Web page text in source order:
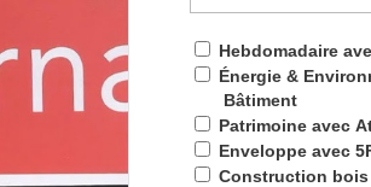
Hebdomadaire
Énergie &
Bâtiment
Patrimoine avec
Enveloppe avec
Construction